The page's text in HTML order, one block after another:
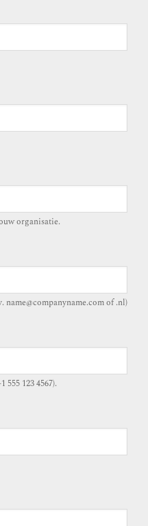
organisatie.
of .nl)
123 4567).